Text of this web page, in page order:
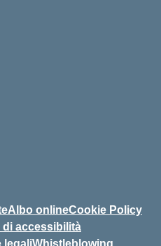
Albo onlineCookie Policy
di accessibilità
legaliWhistleblowing